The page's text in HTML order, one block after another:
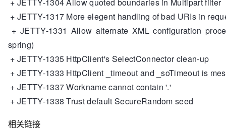
+ JETTY-1317 More elegent handling of bad URIs in
+ JETTY-1331 Allow alternate XML configuration
spring)
+ JETTY-1335 HttpClient's SelectConnector clean-up
+ JETTY-1333 HttpClient _timeout and _soTimeout is
+ JETTY-1337 Workname cannot contain '.'
+ JETTY-1338 Trust default SecureRandom seed
相关链接